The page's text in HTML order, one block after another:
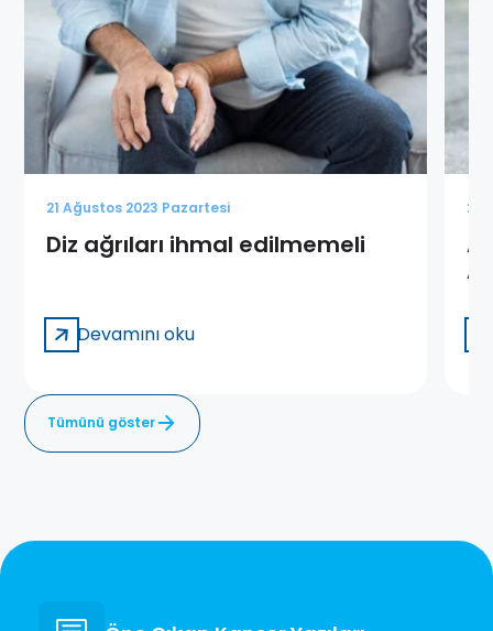
21 Ağustos 2023 Pazartesi
Diz ağrıları ihmal edilmemeli
Devamını oku
21
Tümünü göster